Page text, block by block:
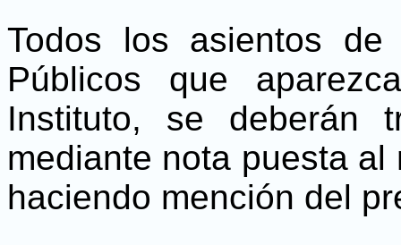
Todos los asientos
Públicos que
Instituto, se deberán
mediante nota puesta
haciendo mención del